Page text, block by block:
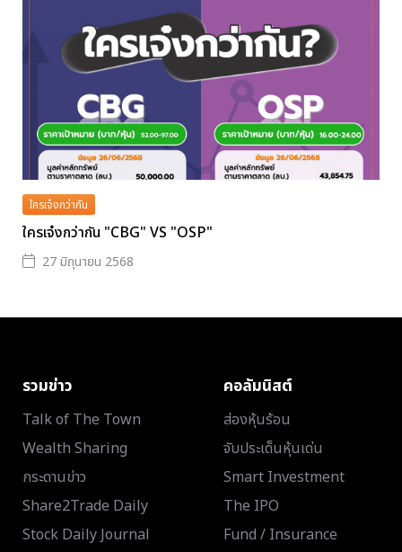
ใครเจ๋งกว่ากัน
ใครเจ๋งกว่ากัน "CBG" VS "OSP"
27 มิถุนายน 2568
รวมข่าว
Talk of The Town
Wealth Sharing
กระดานข่าว
Share2Trade Daily
Stock Daily Journal
คอลัมนิสต์
ส่องหุ้นร้อน
จับประเด็นหุ้นเด่น
Smart Investment
The IPO
Fund / Insurance